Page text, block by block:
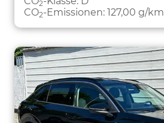
2
CO2-Emissionen: 127,00 g/km